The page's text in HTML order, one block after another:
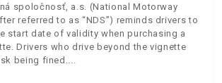
spoločnosť, a.s. (National Motorway
referred to as “NDS”) reminds drivers to
start date of validity when purchasing a
Drivers who drive beyond the vignette
being fined.